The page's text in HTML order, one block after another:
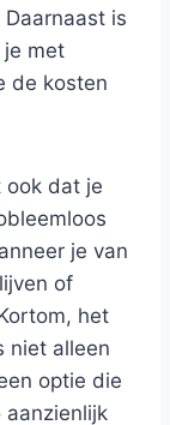
is
met
de kosten
ook dat je
je van
of
het
niet alleen
optie die
aanzienlijk